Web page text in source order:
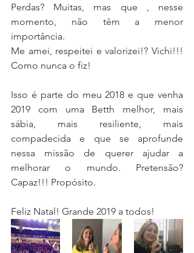
Perdas? Muitas, mas que , nesse
momento, não têm a menor
importância.
Me amei, respeitei e valorizei!? Vichi!!!
Como nunca o fiz!
Isso é parte do meu 2018 e que venha
2019 com uma Betth melhor, mais
sábia, mais resiliente, mais
compadecida e que se aprofunde
nessa missão de querer ajudar a
melhorar o mundo. Pretensão?
Capaz!!! Propósito.
Feliz Natal! Grande 2019 a todos!